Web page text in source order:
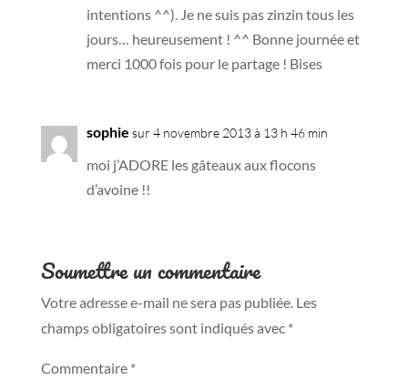
intentions ^^). Je ne suis pas zinzin tous les
jours… heureusement ! ^^ Bonne journée et
merci 1000 fois pour le partage ! Bises
sophie sur 4 novembre 2013 à 13 h 46 min
moi j’ADORE les gâteaux aux flocons
d’avoine !!
Soumettre un commentaire
Votre adresse e-mail ne sera pas publiée. Les
champs obligatoires sont indiqués avec *
Commentaire *